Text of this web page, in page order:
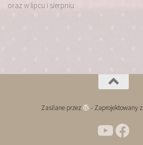
oraz w lipcu i sierpniu
Zasilane przez - Zaprojektowany z